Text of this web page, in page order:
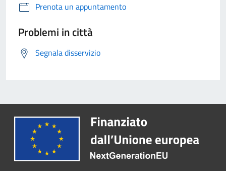
Prenota un appuntamento
Problemi in città
Segnala disservizio